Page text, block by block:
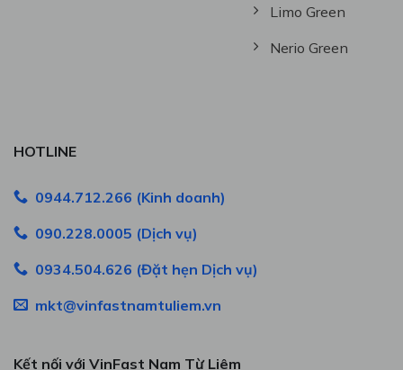
Limo Green
Nerio Green
HOTLINE
0944.712.266 (Kinh doanh)
090.228.0005 (Dịch vụ)
0934.504.626 (Đặt hẹn Dịch vụ)
mkt@vinfastnamtuliem.vn
Kết nối với VinFast Nam Từ Liêm